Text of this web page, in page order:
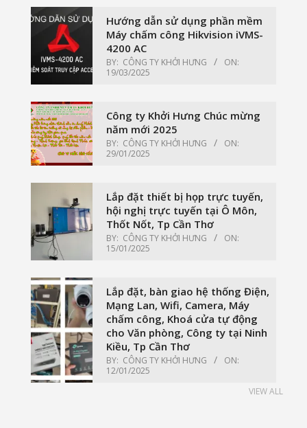
Hướng dẫn sử dụng phần mềm
Máy chấm công Hikvision iVMS-
4200 AC
BY: CÔNG TY KHỞI HƯNG
ON:
19/03/2025
Công ty Khởi Hưng Chúc mừng
năm mới 2025
BY: CÔNG TY KHỞI HƯNG
ON:
29/01/2025
Lắp đặt thiết bị họp trực tuyến,
hội nghị trực tuyến tại Ô Môn,
Thốt Nốt, Tp Cần Thơ
BY: CÔNG TY KHỞI HƯNG
ON:
15/01/2025
Lắp đặt, bàn giao hệ thống Điện,
Mạng Lan, Wifi, Camera, Máy
chấm công, Khoá cửa tự động
cho Văn phòng, Công ty tại Ninh
Kiều, Tp Cần Thơ
BY: CÔNG TY KHỞI HƯNG
ON:
12/01/2025
VIEW ALL